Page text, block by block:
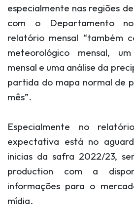
especialmente nas regiões
com o Departamento
relatório mensal “também
meteorológico mensal,
mensal e uma análise da
partida do mapa normal de
mês”.
Especialmente no
expectativa está no
inicias da safra 2022/23,
production com a
informações para o
mídia.